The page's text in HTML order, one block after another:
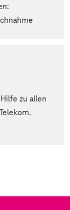
zu allen
neuen Tab